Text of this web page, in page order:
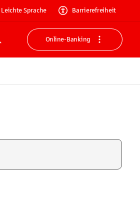
Leichte Sprache Barrierefreiheit
Suche
Online-Banking